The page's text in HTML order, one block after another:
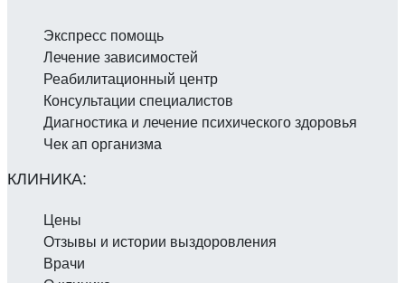
Экспресс помощь
Лечение зависимостей
Реабилитаци­онный центр
Консультации специалистов
Диагностика и лечение психического здоровья
Чек ап организма
Цены
Отзывы и истории выздоровления
Врачи